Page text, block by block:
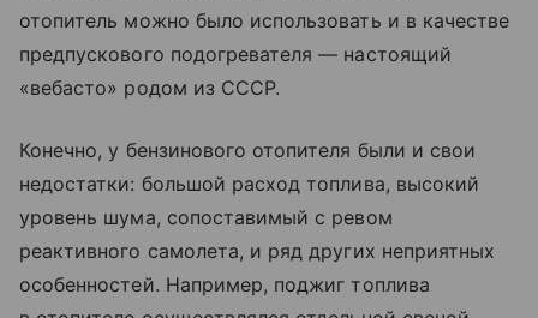
отопитель можно было использовать и в качестве
предпускового подогревателя — настоящий
«вебасто» родом из СССР.
Конечно, у бензинового отопителя были и свои
недостатки: большой расход топлива, высокий
уровень шума, сопоставимый с ревом
реактивного самолета, и ряд других неприятных
особенностей. Например, поджиг топлива